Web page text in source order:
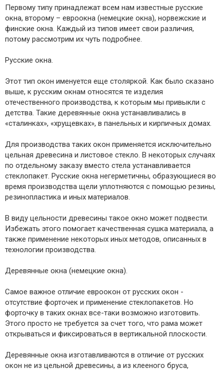
Первому типу принадлежат всем нам известные русские
окна, второму – евроокна (немецкие окна), норвежские и
финские окна. Каждый из типов имеет свои различия,
потому рассмотрим их чуть подробнее.
Русские окна.
Этот тип окон именуется еще столяркой. Как было сказано
выше, к русским окнам относятся те изделия
отечественного производства, к которым мы привыкли с
детства. Такие деревянные окна устанавливались в
«сталинках», «хрущевках», в панельных и кирпичных домах.
Для производства таких окон применяется исключительно
цельная древесина и листовое стекло. В некоторых случаях
по отдельному заказу вместо стела устанавливается
стеклопакет. Русские окна негерметичны, образующиеся во
время производства щели уплотняются с помощью резины,
резинопластика и иных материалов.
В виду цельности древесины такое окно может подвести.
Избежать этого помогает качественная сушка материала, а
также применение некоторых иных методов, описанных в
технологии производства.
Деревянные окна (немецкие окна).
Самое важное отличие евроокон от русских окон -
отсутствие форточек и применение стеклопакетов. Но
форточку в таких окнах все-таки возможно изготовить.
Этого просто не требуется за счет того, что рама может
открываться и фиксироваться в вертикальной плоскости.
Деревянные окна изготавливаются в отличие от русских
окон не из цельной древесины, а из клееного бруса,